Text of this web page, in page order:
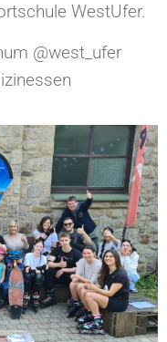
WestUfer.
@west_ufer